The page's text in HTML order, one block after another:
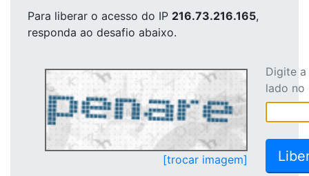
Para liberar o acesso do IP 216.73.216.165,
responda ao desafio abaixo.
[trocar imagem]
Digite
lado no